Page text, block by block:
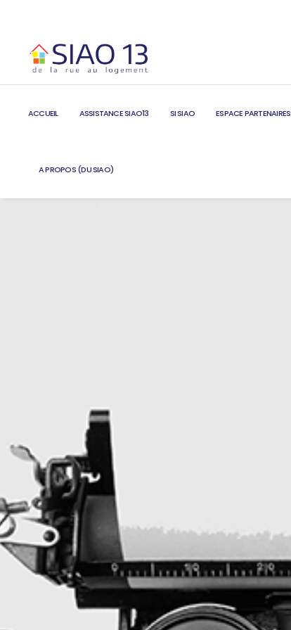
ACCUEIL ASSISTANCE SIAO13 SI SIAO ESPACE PARTENAIRES
A PROPOS (DU SIAO)